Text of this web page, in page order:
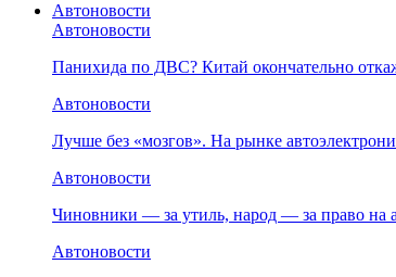
Автоновости
Автоновости
Панихида по ДВС? Китай окончательно
Автоновости
Лучше без «мозгов». На рынке
Автоновости
Чиновники — за утиль, народ — за право на
Автоновости